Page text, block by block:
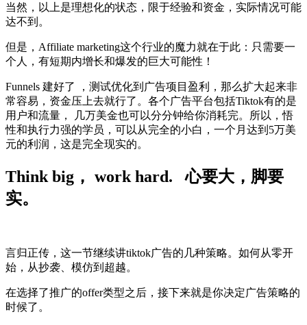
当然，以上是理想化的状态，限于经验和资金，实际情况可能
达不到。
但是，Affiliate marketing这个行业的魔力就在于此：只需要一
个人，有短期内增长和爆发的巨大可能性！
Funnels 建好了 ，测试优化到广告项目盈利，那么扩大起来非
常容易，资金压上去就行了。各个广告平台包括Tiktok有的是
用户和流量， 几万美金也可以分分钟给你消耗完。所以，悟
性和执行力强的学员，可以从完全的小白，一个月达到5万美
元的利润，这是完全现实的。
Think big， work hard. 心要大，脚要
实。
言归正传，这一节继续讲tiktok广告的几种策略。如何从零开
始，从抄袭、模仿到超越。
在选择了推广的offer类型之后，接下来就是你决定广告策略的
时候了。